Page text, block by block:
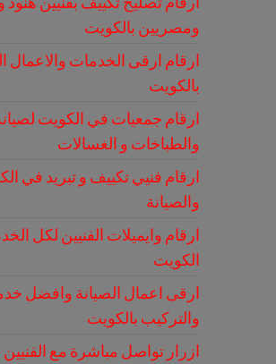
ومصريين بالكويت
ارقام ارقى الخدمات والاعمال
بالكويت
ارقام جمعيات في الكويت
والطباخات و الغسالات
ارقام فنيي تكييف و تبريد في
والصيانة
ارقام وايميلات الفنيين لكل
الكويت
ارقى اعمال الصيانة وافضل
والتركيب بالكويت
ازرار تواصل مباشرة مع